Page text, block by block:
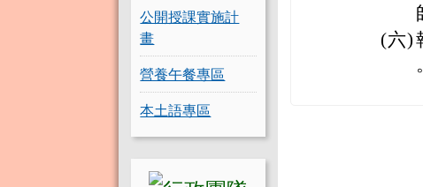
公開授課實施計
畫
營養午餐專區
本土語專區
(六)